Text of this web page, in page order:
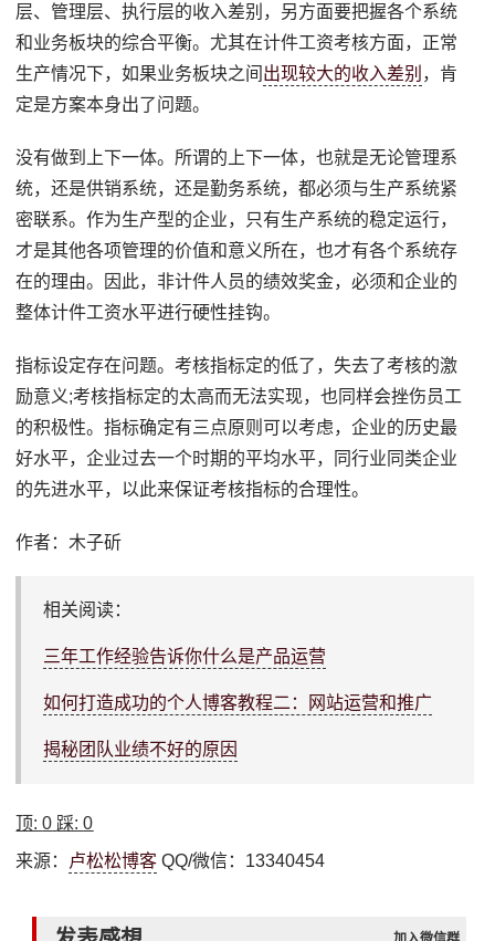
层、管理层、执行层的收入差别，另方面要把握各个系统
和业务板块的综合平衡。尤其在计件工资考核方面，正常
生产情况下，如果业务板块之间 出现较大的收入差别 ，肯
定是方案本身出了问题。
没有做到上下一体。所谓的上下一体，也就是无论管理系
统，还是供销系统，还是勤务系统，都必须与生产系统紧
密联系。作为生产型的企业，只有生产系统的稳定运行，
才是其他各项管理的价值和意义所在，也才有各个系统存
在的理由。因此，非计件人员的绩效奖金，必须和企业的
整体计件工资水平进行硬性挂钩。
指标设定存在问题。考核指标定的低了，失去了考核的激
励意义;考核指标定的太高而无法实现，也同样会挫伤员工
的积极性。指标确定有三点原则可以考虑，企业的历史最
好水平，企业过去一个时期的平均水平，同行业同类企业
的先进水平，以此来保证考核指标的合理性。
作者：木子斫
相关阅读：
三年工作经验告诉你什么是产品运营
如何打造成功的个人博客教程二：网站运营和推广
揭秘团队业绩不好的原因
顶:0 踩:0
来源： 卢松松博客 QQ/微信：13340454